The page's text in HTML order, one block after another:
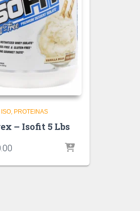
ISO PROTEINAS
– Isofit 5 Lbs